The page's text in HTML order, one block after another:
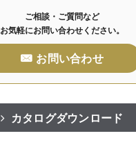
ご相談・ご質問など
お気軽にお問い合わせください。
お問い合わせ
カタログダウンロード